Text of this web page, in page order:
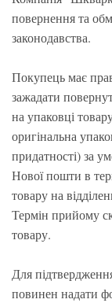
повернення та
законодавства.
Покупець має
зажадати
на упаковці
оригінальна
придатності) за
Нової пошти в
товару на
Термін прийому
товару.
Для
повинен надати